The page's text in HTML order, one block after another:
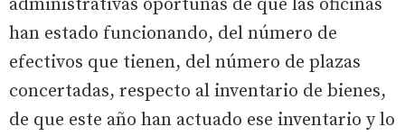
administrativas oportunas de que las oficinas
han estado funcionando, del número de
efectivos que tienen, del número de plazas
concertadas, respecto al inventario de bienes,
de que este año han actuado ese inventario y lo